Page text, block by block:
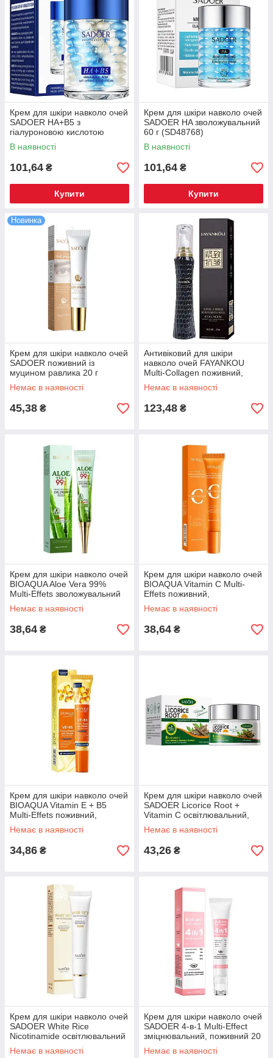
Крем для шкіри навколо очей
SADOER HA+B5 з
гіалуроновою кислотою
зволожувальний,
відновлювальний 60 г
В наявності
101,64 ₴
Купити
Крем для шкіри навколо очей
SADOER HA зволожувальний
60 г (SD48768)
В наявності
101,64 ₴
Купити
Новинка
Крем для шкіри навколо очей
SADOER поживний із
муцином равлика 20 г
Немає в наявності
45,38 ₴
Антивіковий для шкіри
навколо очей FAYANKOU
Multi-Collagen поживний,
відновлювальний 20 г
Немає в наявності
123,48 ₴
Крем для шкіри навколо очей
BIOAQUA Aloe Vera 99%
Multi-Effets зволожувальний
20 г
Немає в наявності
38,64 ₴
Крем для шкіри навколо очей
BIOAQUA Vitamin C Multi-
Effets поживний,
відновлювальний 20 г
Немає в наявності
38,64 ₴
Крем для шкіри навколо очей
BIOAQUA Vitamin E + B5
Multi-Effets поживний,
відновлювальний 20 г
Немає в наявності
34,86 ₴
Крем для шкіри навколо очей
SADOER Licorice Root +
Vitamin C освітлювальний,
поживний, омолоджувальний
30 г
Немає в наявності
43,26 ₴
Крем для шкіри навколо очей
SADOER White Rice
Nicotinamide освітлювальний
20 г
Немає в наявності
Крем для шкіри навколо очей
SADOER 4-в-1 Multi-Effect
зміцнювальний, поживний 20
гНемає в наявності